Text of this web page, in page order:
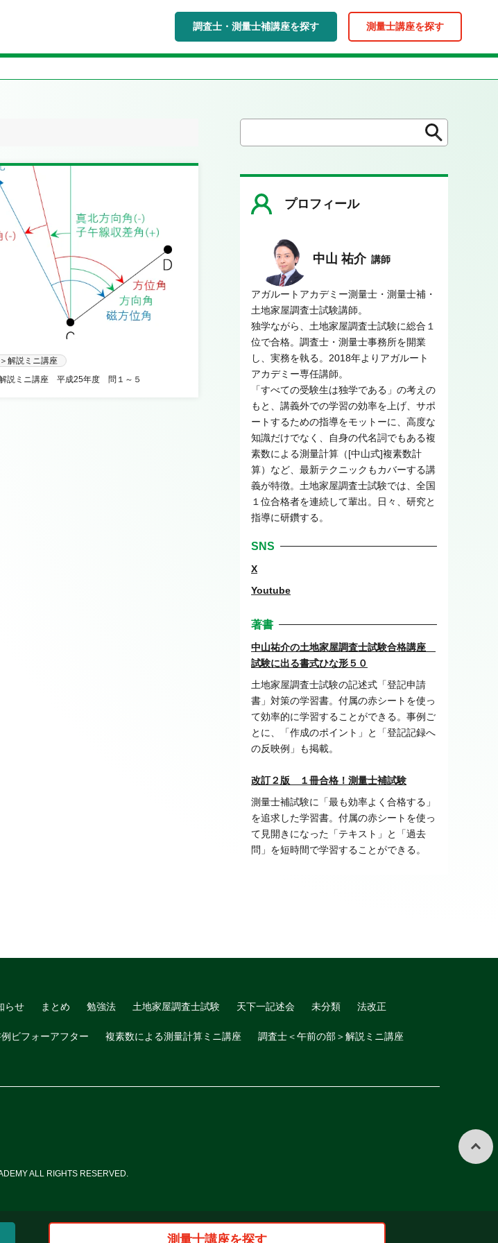
調査士・測量士補講座を探す 測量士講座を探す
解説ミニ講座
説ミニ講座 平成25年度 問１～５
索
検
プロフィール
中山 祐介 講師
アガルートアカデミー測量士・測量士補・
土地家屋調査士試験講師。
独学ながら、土地家屋調査士試験に総合１
位で合格。調査士・測量士事務所を開業
し、実務を執る。2018年よりアガルート
アカデミー専任講師。
「すべての受験生は独学である」の考えの
もと、講義外での学習の効率を上げ、サポ
ートするための指導をモットーに、高度な
知識だけでなく、自身の代名詞でもある複
素数による測量計算（[中山式]複素数計
算）など、最新テクニックもカバーする講
義が特徴。土地家屋調査士試験では、全国
１位合格者を連続して輩出。日々、研究と
指導に研鑽する。
SNS
X
Youtube
著書
中山祐介の土地家屋調査士試験合格講座
試験に出る書式ひな形５０
土地家屋調査士試験の記述式「登記申請
書」対策の学習書。付属の赤シートを使っ
て効率的に学習することができる。事例ご
とに、「作成のポイント」と「登記記録へ
の反映例」も掲載。
改訂２版 １冊合格！測量士補試験
測量士補試験に「最も効率よく合格する」
を追求した学習書。付属の赤シートを使っ
て見開きになった「テキスト」と「過去
問」を短時間で学習することができる。
らせ まとめ 勉強法 土地家屋調査士試験 天下一記述会 未分類 法改正
ビフォーアフター 複素数による測量計算ミニ講座 調査士＜午前の部＞解説ミニ講座
ALL RIGHTS RESERVED.
測量士講座を探す